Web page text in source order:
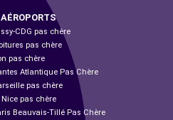
CDG pas chère
pas chère
pas chère
Atlantique Pas Chère
pas chère
pas chère
Beauvais-Tillé Pas Chère